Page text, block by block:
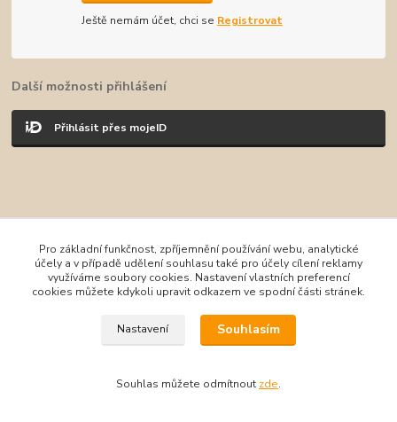
Ještě nemám účet, chci se Registrovat
Další možnosti přihlášení
Přihlásit přes mojeID
Vytvořeno na Eshop-rychle.cz
Pro základní funkčnost, zpříjemnění používání webu, analytické
účely a v případě udělení souhlasu také pro účely cílení reklamy
využíváme soubory cookies. Nastavení vlastních preferencí
cookies můžete kdykoli upravit odkazem ve spodní části stránek.
Nastavení Souhlasím
Souhlas můžete odmítnout zde.